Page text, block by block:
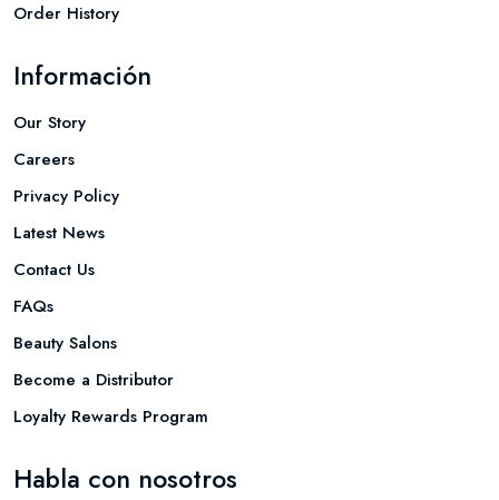
Order History
Información
Our Story
Careers
Privacy Policy
Latest News
Contact Us
FAQs
Beauty Salons
Become a Distributor
Loyalty Rewards Program
Habla con nosotros